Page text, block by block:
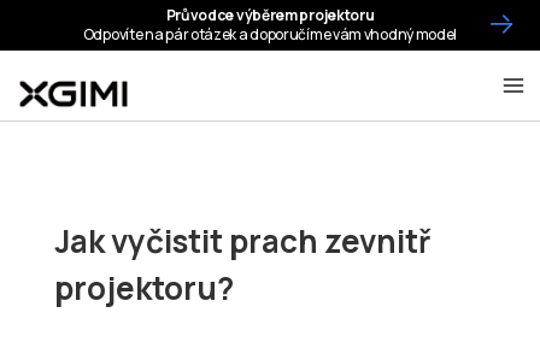
Jak vyčistit prach zevnitř
projektoru?